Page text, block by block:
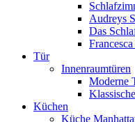
Audreys
Das
Tür
Innenraumtüren
Moderne
Küchen
Küche